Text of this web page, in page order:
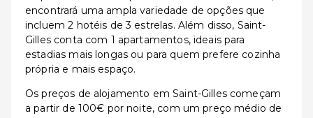
encontrará uma ampla variedade de opções que
incluem 2 hotéis de 3 estrelas. Além disso, Saint-
Gilles conta com 1 apartamentos, ideais para
estadias mais longas ou para quem prefere cozinha
própria e mais espaço.
Os preços de alojamento em Saint-Gilles começam
a partir de 100€ por noite, com um preço médio de